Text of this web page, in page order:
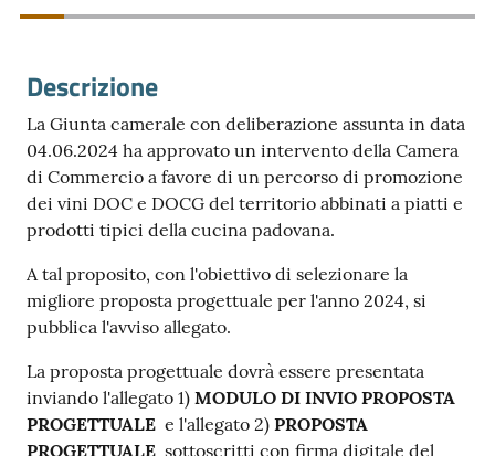
Prenota
zione
on line
Descrizione
La Giunta camerale con deliberazione assunta in data
04.06.2024 ha approvato un intervento della Camera
di Commercio a favore di un percorso di promozione
dei vini DOC e DOCG del territorio abbinati a piatti e
prodotti tipici della cucina padovana.
A tal proposito, con l'obiettivo di selezionare la
migliore proposta progettuale per l'anno 2024, si
pubblica l'avviso allegato.
La proposta progettuale dovrà essere presentata
inviando l'allegato 1) MODULO DI INVIO PROPOSTA
PROGETTUALE e l'allegato 2) PROPOSTA
PROGETTUALE sottoscritti con firma digitale del